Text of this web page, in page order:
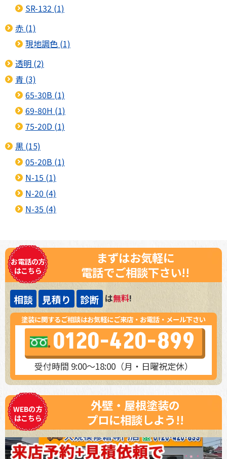
SR-132 (1)
赤 (1)
現地調色 (1)
透明 (2)
青 (3)
65-30B (1)
69-80H (1)
75-20D (1)
黒 (15)
05-20B (1)
N-15 (1)
N-20 (4)
N-35 (4)
お電話の方
はこちら
まずはお気軽に
電話でご相談下さい!!
相談 見積り 診断 は無料!
塗装に関するご相談はお気軽にご来店・お電話・メール下さい
0120-420-899
受付時間 9:00～18:00（月・日曜祝定休）
WEBの方
はこちら
外壁・屋根塗装の
プロに相談しよう!!